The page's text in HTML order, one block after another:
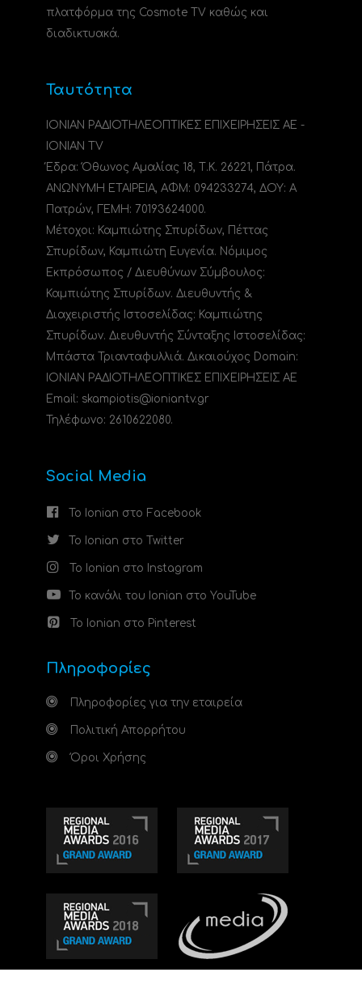
πλατφόρμα της Cosmote TV καθώς και
διαδικτυακά.
Ταυτότητα
ΙΟΝΙΑΝ ΡΑΔΙΟΤΗΛΕΟΠΤΙΚΕΣ ΕΠΙΧΕΙΡΗΣΕΙΣ ΑΕ -
IONIAN TV
Έδρα: Όθωνος Αμαλίας 18, Τ.Κ. 26221, Πάτρα.
ΑΝΩΝΥΜΗ ΕΤΑΙΡΕΙΑ, ΑΦΜ: 094233274, ΔΟΥ: A
Πατρών, ΓΕΜΗ: 70193624000.
Μέτοχοι: Καμπιώτης Σπυρίδων, Πέττας
Σπυρίδων, Καμπιώτη Ευγενία. Νόμιμος
Εκπρόσωπος / Διευθύνων Σύμβουλος:
Καμπιώτης Σπυρίδων. Διευθυντής &
Διαχειριστής Ιστοσελίδας: Καμπιώτης
Σπυρίδων. Διευθυντής Σύνταξης Ιστοσελίδας:
Μπάστα Τριανταφυλλιά. Δικαιούχος Domain:
ΙΟΝΙΑΝ ΡΑΔΙΟΤΗΛΕΟΠΤΙΚΕΣ ΕΠΙΧΕΙΡΗΣΕΙΣ ΑΕ
Email: skampiotis@ioniantv.gr
Τηλέφωνο: 2610622080.
Social Media
Το Ionian στο Facebook
Το Ionian στο Twitter
Το Ionian στο Instagram
Το κανάλι του Ionian στο YouTube
Το Ionian στο Pinterest
Πληροφορίες
Πληροφορίες για την εταιρεία
Πολιτική Απορρήτου
Όροι Χρήσης